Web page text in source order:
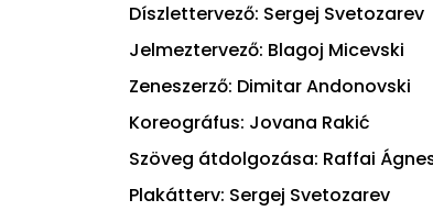
Díszlettervező: Sergej Svetozarev
Jelmeztervező: Blagoj Micevski
Zeneszerző: Dimitar Andonovski
Koreográfus: Jovana Rakić
Szöveg átdolgozása: Raffai
Plakátterv: Sergej Svetozarev